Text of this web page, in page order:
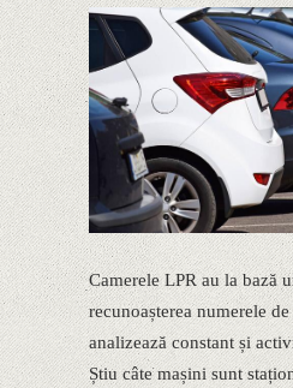
Camerele LPR au la bază
recunoașterea numerele
analizează constant și
Știu câte mașini sunt